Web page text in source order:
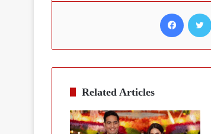
Facebook
Related Articles